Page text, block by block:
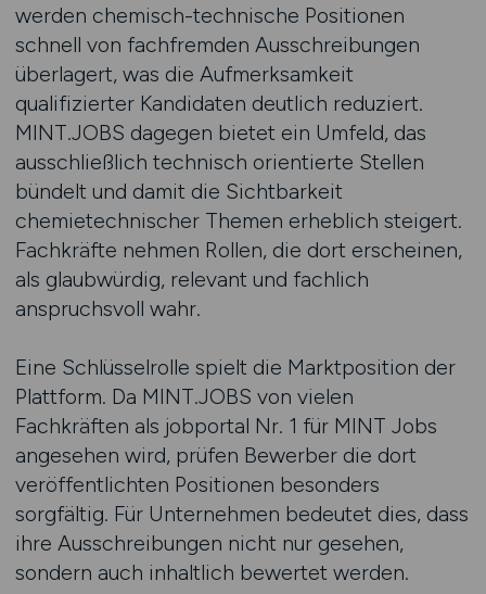
werden chemisch-technische Positionen
schnell von fachfremden Ausschreibungen
überlagert, was die Aufmerksamkeit
qualifizierter Kandidaten deutlich reduziert.
MINT.JOBS dagegen bietet ein Umfeld, das
ausschließlich technisch orientierte Stellen
bündelt und damit die Sichtbarkeit
chemietechnischer Themen erheblich steigert.
Fachkräfte nehmen Rollen, die dort erscheinen,
als glaubwürdig, relevant und fachlich
anspruchsvoll wahr.
Eine Schlüsselrolle spielt die Marktposition der
Plattform. Da MINT.JOBS von vielen
Fachkräften als jobportal Nr. 1 für MINT Jobs
angesehen wird, prüfen Bewerber die dort
veröffentlichten Positionen besonders
sorgfältig. Für Unternehmen bedeutet dies, dass
ihre Ausschreibungen nicht nur gesehen,
sondern auch inhaltlich bewertet werden.